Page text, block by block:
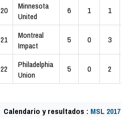
20
Minnesota
United
6 1 1
21
Montreal
Impact
5 0 3
22
Philadelphia
Union
5 0 2
Calendario y resultados : MSL 2017